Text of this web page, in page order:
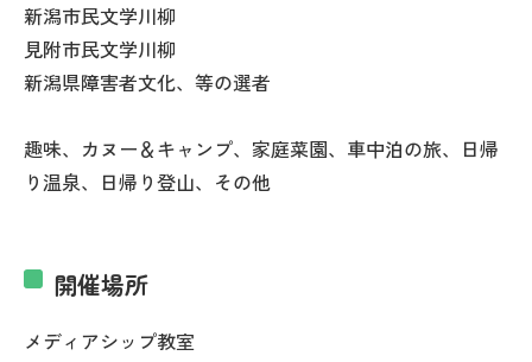
新潟市民文学川柳
見附市民文学川柳
新潟県障害者文化、等の選者
趣味、カヌー＆キャンプ、家庭菜園、車中泊の旅、日帰
り温泉、日帰り登山、その他
開催場所
メディアシップ教室